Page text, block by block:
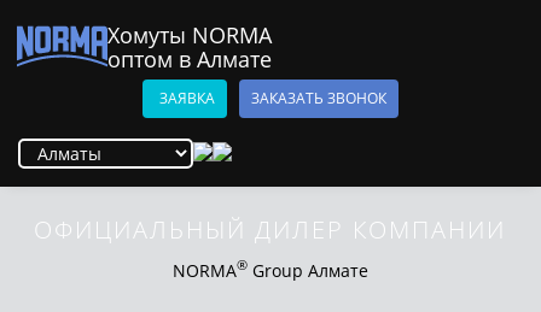
Хомуты NORMA
оптом в Алмате
ЗАЯВКА ЗАКАЗАТЬ ЗВОНОК
ОФИЦИАЛЬНЫЙ ДИЛЕР КОМПАНИИ
NORMA® Group Алмате